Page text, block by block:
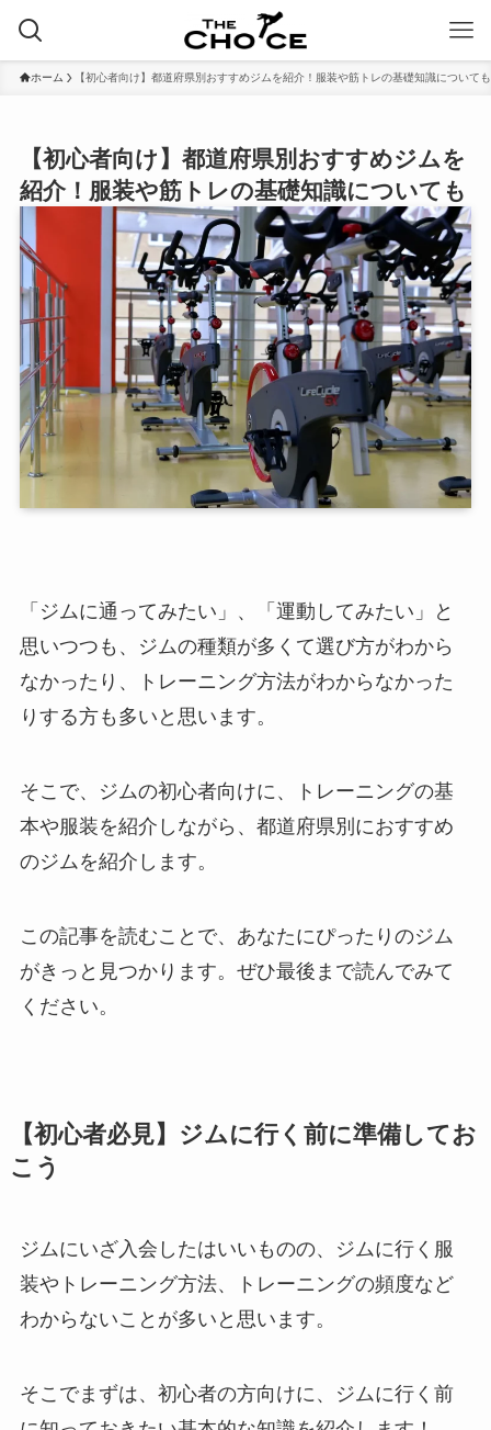
ホーム 【初心者向け】都道府県別おすすめジムを紹介！服装や筋トレの基礎知識についても
【初心者向け】都道府県別おすすめジムを
紹介！服装や筋トレの基礎知識についても
「ジムに通ってみたい」、「運動してみたい」と
思いつつも、ジムの種類が多くて選び方がわから
なかったり、トレーニング方法がわからなかった
りする方も多いと思います。
そこで、ジムの初心者向けに、トレーニングの基
本や服装を紹介しながら、都道府県別におすすめ
のジムを紹介します。
この記事を読むことで、あなたにぴったりのジム
がきっと見つかります。ぜひ最後まで読んでみて
ください。
【初心者必見】ジムに行く前に準備してお
こう
ジムにいざ入会したはいいものの、ジムに行く服
装やトレーニング方法、トレーニングの頻度など
わからないことが多いと思います。
そこでまずは、初心者の方向けに、ジムに行く前